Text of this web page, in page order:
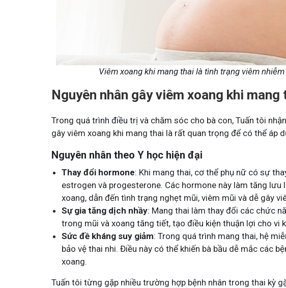
Viêm xoang khi mang thai là tình trạng viêm
Nguyên nhân gây viêm xoang khi mang
Trong quá trình điều trị và chăm sóc cho bà con, Tuấn tôi
gây viêm xoang khi mang thai là rất quan trọng để có thể áp
Nguyên nhân theo Y học hiện đại
Thay đổi hormone: Khi mang thai, cơ thể phụ nữ có sự
estrogen và progesterone. Các hormone này làm tăng lưu
xoang, dẫn đến tình trạng nghẹt mũi, viêm mũi và dễ gây
Sự gia tăng dịch nhầy: Mang thai làm thay đổi các chức
trong mũi và xoang tăng tiết, tạo điều kiện thuận lợi cho vi
Sức đề kháng suy giảm: Trong quá trình mang thai, hệ
bảo vệ thai nhi. Điều này có thể khiến bà bầu dễ mắc các
xoang.
Tuấn tôi từng gặp nhiều trường hợp bệnh nhân trong thai kỳ
Góc nhỏ tôi chia sẻ với bà con
tất tần tật kiến thức sức khỏe